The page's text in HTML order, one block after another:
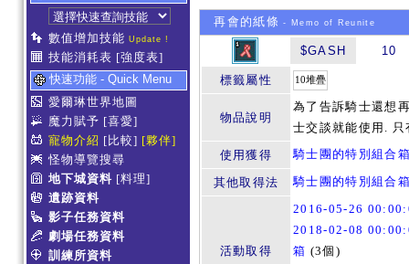
數值增加技能 Update !
技能消耗表 [強度表]
快速功能 - Quick Menu
愛爾琳世界地圖
魔力賦予 [喜愛]
寵物介紹 [比較] [夥伴]
怪物導覽搜尋
地下城資料 [料理]
遺跡資料
影子任務資料
劇場任務資料
訓練所資料
再會的紙條 - Memo of Reunite
$GASH 10
標籤屬性 10堆疊
物品說明
為了告訴騎士還想
士交談就能使用.
使用獲得
騎士團的特別組合
其他取得法 騎士團的特別組合
活動取得
2016-05-26
2018-02-08
箱 (3個)